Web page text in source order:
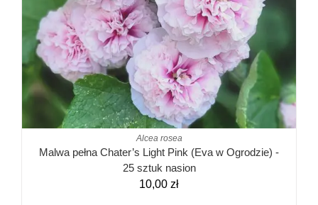
Alcea rosea
Malwa pełna Chater’s Light Pink (Eva w Ogrodzie) -
25 sztuk nasion
10,00 zł